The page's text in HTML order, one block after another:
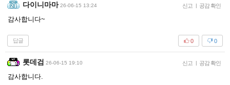
다이니마마 26-06-15 13:24 신고 | 공감 확인
감사합니다~
답글 0
0
롯데검 26-06-15 19:10 신고 | 공감 확인
감사합니다.